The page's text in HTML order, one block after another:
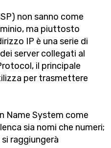
non sanno come
ma piuttosto
IP è una serie di
server collegati al
il principale
per trasmettere
Name System come
sia nomi che numeri;
raggiungerà